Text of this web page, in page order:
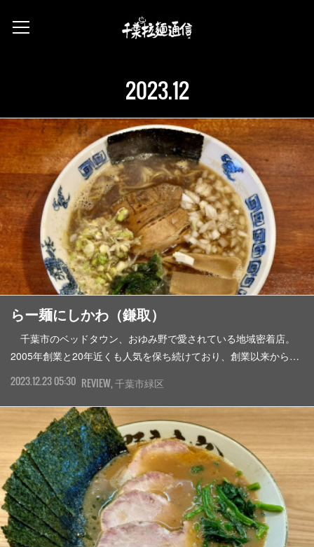
2023.12
らー麺にしかわ（鎌取）
千葉市のベッドタウン、おゆみ野で愛されている地域密着店。
2005年創業と20年近くも人気を保ち続けており、創業以来から…
2023.12.23 05:30 REVIEW 千葉市緑区